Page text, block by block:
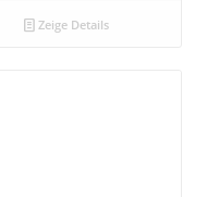
Zeige Details